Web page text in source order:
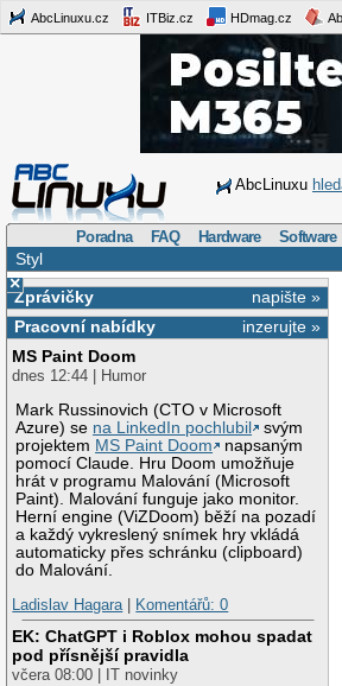
AbcLinuxu.cz ITBiz.cz HDmag.cz
AbcLinuxu
Poradna FAQ Hardware Software
Styl
×
napište »
Zprávičky
inzerujte »
Pracovní nabídky
MS Paint Doom
dnes 12:44 | Humor
Mark Russinovich (CTO v Microsoft
Azure) se na LinkedIn pochlubil
svým
projektem MS Paint Doom
napsaným
pomocí Claude. Hru Doom umožňuje
hrát v programu Malování (Microsoft
Paint). Malování funguje jako monitor.
Herní engine (ViZDoom) běží na pozadí
a každý vykreslený snímek hry vkládá
automaticky přes schránku (clipboard)
do Malování.
Ladislav Hagara| Komentářů: 0
EK: ChatGPT i Roblox mohou spadat
pod přísnější pravidla
včera 08:00 | IT novinky